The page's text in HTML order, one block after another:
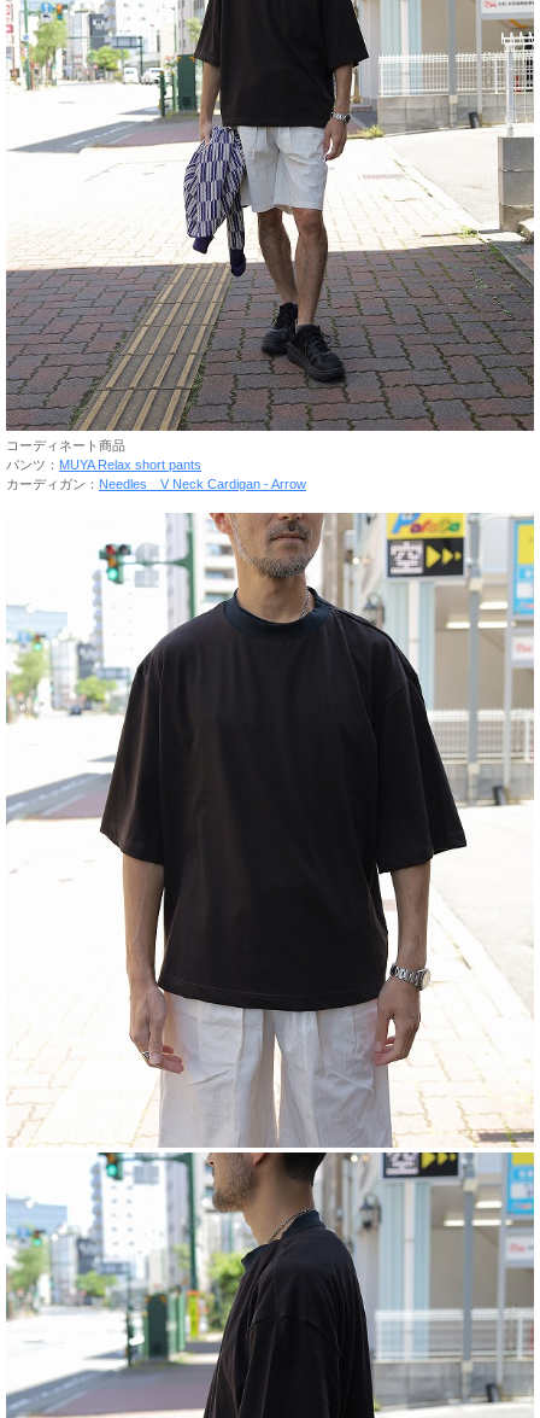
コーディネート商品
パンツ： MUYA Relax short pants
カーディガン： Needles V Neck Cardigan - Arrow